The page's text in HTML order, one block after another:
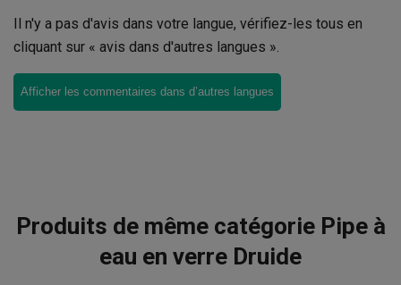
Il n'y a pas d'avis dans votre langue, vérifiez-les tous en
cliquant sur « avis dans d'autres langues ».
Afficher les commentaires dans d’autres langues
Produits de même catégorie Pipe à
eau en verre Druide